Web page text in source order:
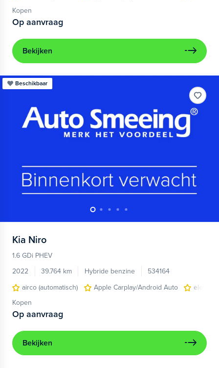
Kopen
Op aanvraag
Bekijken
Beschikbaar
Kia Niro
1.6 GDi PHEV
2022
39.764 km Hybride benzine
534164
airco (automatisch)
Apple Carplay/Android Auto
Kopen
Op aanvraag
Bekijken